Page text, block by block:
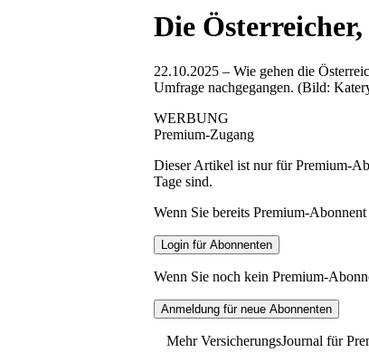
Die
22.10.2025 – Wie gehen die
Umfrage nachgegangen. (Bild:
WERBUNG
Premium-Zugang
Dieser Artikel ist nur für Premium-
Tage sind.
Wenn Sie bereits Premium-
Wenn Sie noch kein Premium-
Mehr VersicherungsJournal für